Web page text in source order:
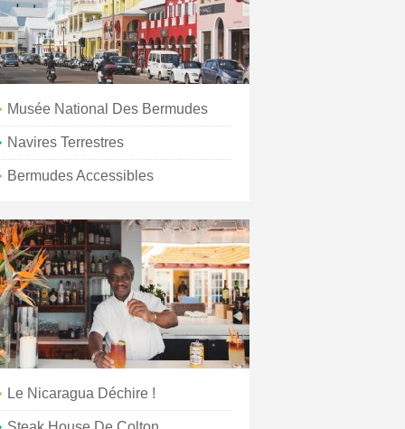
Musée National Des Bermudes
Navires Terrestres
Bermudes Accessibles
Le Nicaragua Déchire !